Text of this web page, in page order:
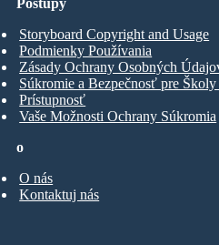
o
O nás
Kontaktuj nás
Postupy
Storyboard Copyright and Usage
Podmienky Používania
Zásady Ochrany Osobných
Súkromie a Bezpečnosť pre
Prístupnosť
Vaše Možnosti Ochrany Súkromia